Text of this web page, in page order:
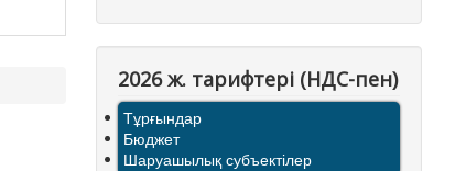
2026 ж. тарифтерi (НДС-пен)
Тұрғындар
Бюджет
Шаруашылық субъектілер